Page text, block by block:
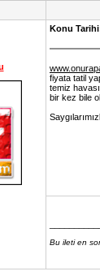
Konu
fiyata tatil
temiz
bir kez bile
Bu ileti en